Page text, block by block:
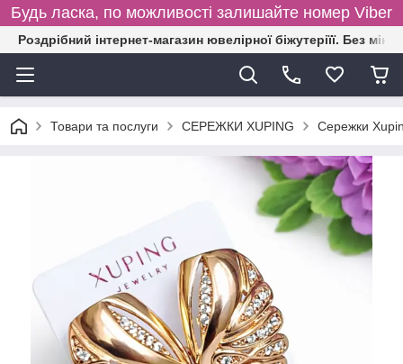
Будь ласка, по можливості залишайте номер Viber
Роздрібний інтернет-магазин ювелірної біжутеріїї. Без
Товари та послуги СЕРЕЖКИ XUPING Сережки